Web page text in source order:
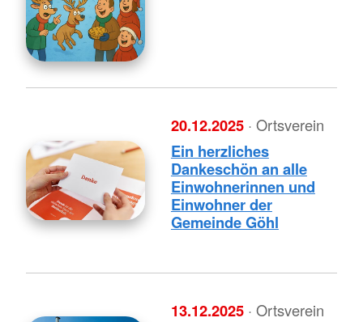
20.12.2025 · Ortsverein
Ein herzliches
Dankeschön an alle
Einwohnerinnen und
Einwohner der
Gemeinde Göhl
13.12.2025 · Ortsverein